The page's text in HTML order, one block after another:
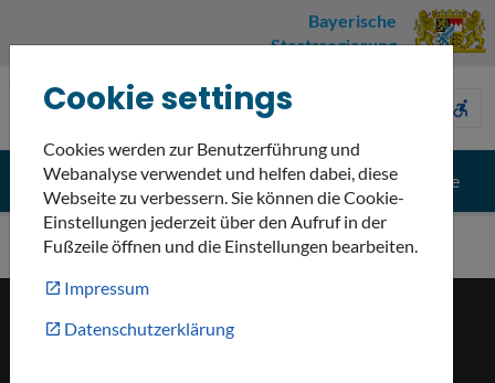
Bayerische
Staatsregierung
Umweltnavigator
accessible_forward
Menü search Suche
Cookie settings
Cookies werden zur Benutzerführung und
Webanalyse verwendet und helfen dabei, diese
Webseite zu verbessern. Sie können die Cookie-
Einstellungen jederzeit über den Aufruf in der
Fußzeile öffnen und die Einstellungen bearbeiten.
Impressum
Datenschutzerklärung